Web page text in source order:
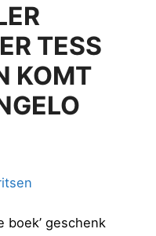
TESS
KOMT
boek’ geschenk